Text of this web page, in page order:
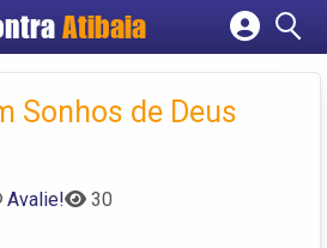
Atibaia
Cadastrar empresa
Criar conta
Sonhos de Deus
Avalie! 30